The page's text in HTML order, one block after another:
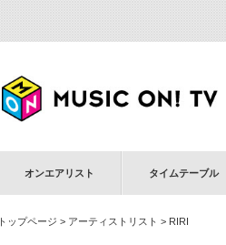
オンエアリスト タイムテーブル
トップページ > アーティストリスト > RIRI